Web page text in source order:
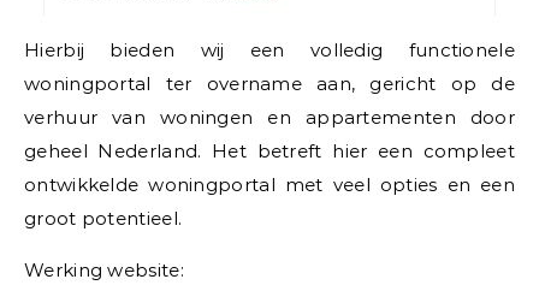
Hierbij bieden wij een volledig functionele
woningportal ter overname aan, gericht op de
verhuur van woningen en appartementen door
geheel Nederland. Het betreft hier een compleet
ontwikkelde woningportal met veel opties en een
groot potentieel.
Werking website: